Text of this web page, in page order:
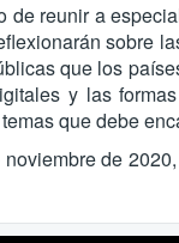
de reunir a
sobre
que los
y las
que debe
de